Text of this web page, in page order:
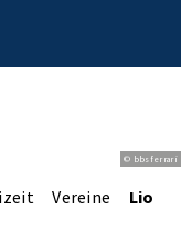
© bbsferrari
Vereine